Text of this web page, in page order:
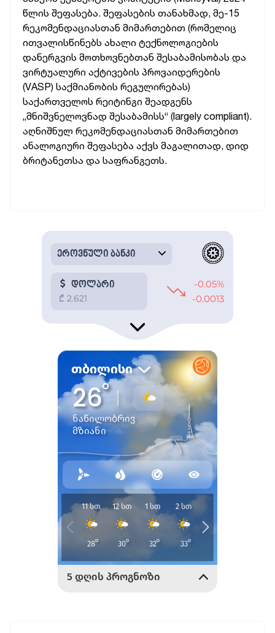
წლის შეფასება. შეფასების თანახმად, მე-15
რეკომენდაციასთან მიმართებით (რომელიც
ითვალისწინებს ახალი ტექნოლოგიების
დანერგვის მოთხოვნებთან შესაბამისობას და
ვირტუალური აქტივების პროვაიდერების
(VASP) საქმიანობის რეგულირებას)
საქართველოს რეიტინგი შეადგენს
„მნიშვნელოვნად შესაბამისს“ (largely compliant).
აღნიშნულ რეკომენდაციასთან მიმართებით
ანალოგიური შეფასება აქვს მაგალითად, დიდ
ბრიტანეთსა და საფრანგეთს.